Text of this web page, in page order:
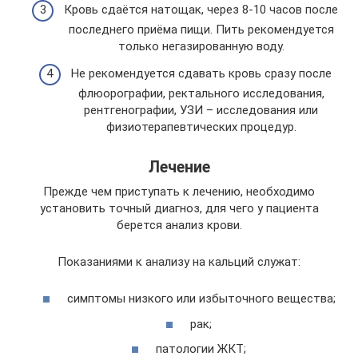
Кровь сдаётся натощак, через 8-10 часов после
последнего приёма пищи. Пить рекомендуется
только негазированную воду.
Не рекомендуется сдавать кровь сразу после
флюорографии, ректального исследования,
рентгенографии, УЗИ – исследования или
физиотерапевтических процедур.
Лечение
Прежде чем приступать к лечению, необходимо
установить точный диагноз, для чего у пациента
берется анализ крови.
Показаниями к анализу на кальций служат:
симптомы низкого или избыточного вещества;
рак;
патологии ЖКТ;